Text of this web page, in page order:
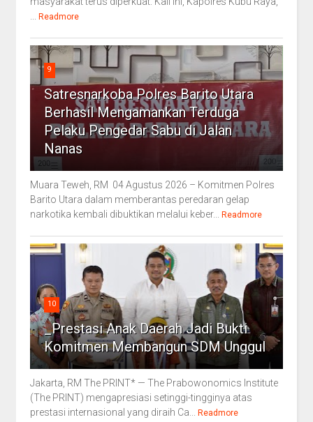
Readmore
9
Satresnarkoba Polres Barito Utara
Berhasil Mengamankan Terduga
Pelaku Pengedar Sabu di Jalan
Nanas
Muara Teweh, RM 04 Agustus 2026 – Komitmen Polres
Barito Utara dalam memberantas peredaran gelap
narkotika kembali dibuktikan melalui keber...
Readmore
10
_Prestasi Anak Daerah Jadi Bukti
Komitmen Membangun SDM Unggul
Jakarta, RM The PRINT* — The Prabowonomics Institute
(The PRINT) mengapresiasi setinggi-tingginya atas
prestasi internasional yang diraih Ca...
Readmore